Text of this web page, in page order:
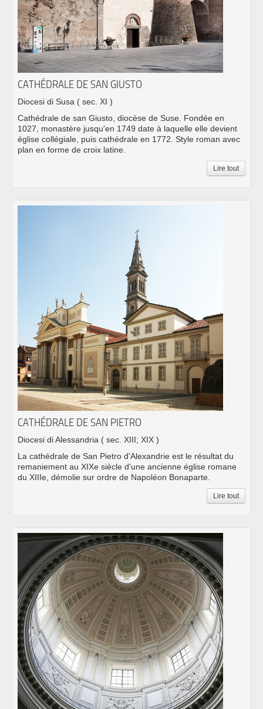
CATHÉDRALE DE SAN GIUSTO
Diocesi di Susa ( sec. XI )
Cathédrale de san Giusto, diocèse de Suse. Fondée en
1027, monastère jusqu'en 1749 date à laquelle elle devient
église collégiale, puis cathédrale en 1772. Style roman avec
plan en forme de croix latine.
Lire tout
CATHÉDRALE DE SAN PIETRO
Diocesi di Alessandria ( sec. XIII; XIX )
La cathédrale de San Pietro d'Alexandrie est le résultat du
remaniement au XIXe siècle d'une ancienne église romane
du XIIIe, démolie sur ordre de Napoléon Bonaparte.
Lire tout